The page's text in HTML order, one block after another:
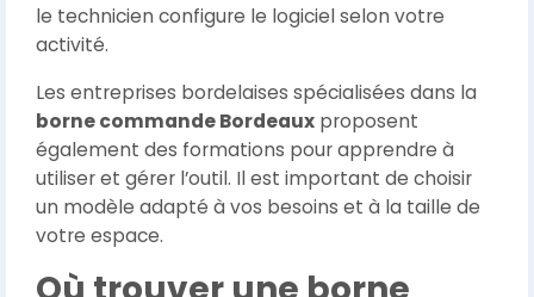
le technicien configure le logiciel selon votre
activité.
Les entreprises bordelaises spécialisées dans la
borne commande Bordeaux proposent
également des formations pour apprendre à
utiliser et gérer l’outil. Il est important de choisir
un modèle adapté à vos besoins et à la taille de
votre espace.